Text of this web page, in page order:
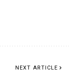
NEXT ARTICLE